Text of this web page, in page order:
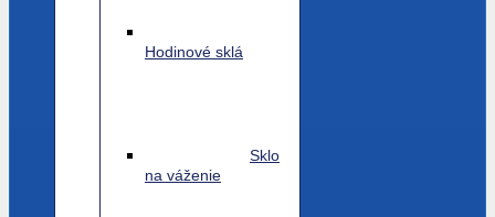
Hodinové sklá
Sklo
na váženie